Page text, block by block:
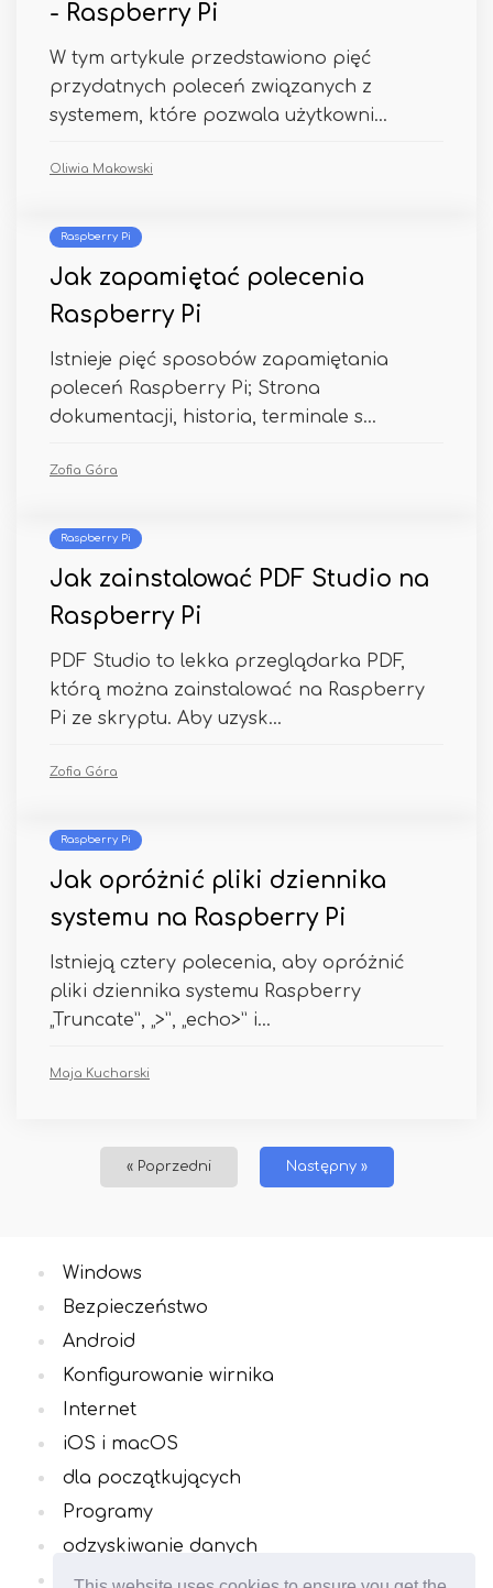
- Raspberry Pi
W tym artykule przedstawiono pięć
przydatnych poleceń związanych z
systemem, które pozwala użytkowni...
Oliwia Makowski
Raspberry Pi
Jak zapamiętać polecenia
Raspberry Pi
Istnieje pięć sposobów zapamiętania
poleceń Raspberry Pi; Strona
dokumentacji, historia, terminale s...
Zofia Góra
Raspberry Pi
Jak zainstalować PDF Studio na
Raspberry Pi
PDF Studio to lekka przeglądarka PDF,
którą można zainstalować na Raspberry
Pi ze skryptu. Aby uzysk...
Zofia Góra
Raspberry Pi
Jak opróżnić pliki dziennika
systemu na Raspberry Pi
Istnieją cztery polecenia, aby opróżnić
pliki dziennika systemu Raspberry
„Truncate”, „>”, „echo>” i...
Maja Kucharski
« Poprzedni Następny »
Windows
Bezpieczeństwo
Android
Konfigurowanie wirnika
Internet
iOS i macOS
dla początkujących
Programy
odzyskiwanie danych
Wszystkie kategorie